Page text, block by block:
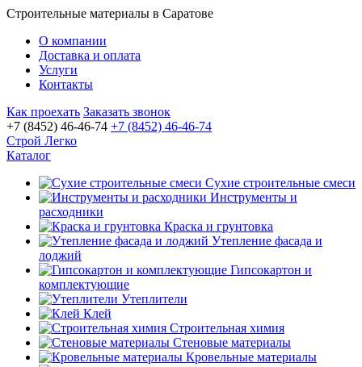
Строительные материалы в Саратове
О компании
Доставка и оплата
Услуги
Контакты
Как проехать Заказать звонок
+7 (8452) 46-46-74 +7 (8452) 46-46-74
Строй Легко
Каталог
Сухие строительные смеси
Инструменты и
расходники
Краска и грунтовка
Утепление фасада и
лоджий
Гипсокартон и
комплектующие
Утеплители
Клей
Строительная химия
Стеновые материалы
Кровельные материалы